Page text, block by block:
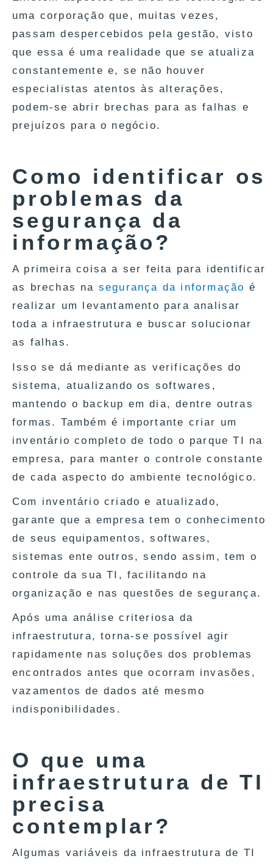
uma corporação que, muitas vezes,
passam despercebidos pela gestão, visto
que essa é uma realidade que se atualiza
constantemente e, se não houver
especialistas atentos às alterações,
podem-se abrir brechas para as falhas e
prejuízos para o negócio.
Como identificar os
problemas da
segurança da
informação?
A primeira coisa a ser feita para identificar
as brechas na segurança da informação é
realizar um levantamento para analisar
toda a infraestrutura e buscar solucionar
as falhas.
Isso se dá mediante as verificações do
sistema, atualizando os softwares,
mantendo o backup em dia, dentre outras
formas. Também é importante criar um
inventário completo de todo o parque TI na
empresa, para manter o controle constante
de cada aspecto do ambiente tecnológico.
Com inventário criado e atualizado,
garante que a empresa tem o conhecimento
de seus equipamentos, softwares,
sistemas ente outros, sendo assim, tem o
controle da sua TI, facilitando na
organização e nas questões de segurança.
Após uma análise criteriosa da
infraestrutura, torna-se possível agir
rapidamente nas soluções dos problemas
encontrados antes que ocorram invasões,
vazamentos de dados até mesmo
indisponibilidades.
O que uma
infraestrutura de TI
precisa
contemplar?
Algumas variáveis da infraestrutura de TI